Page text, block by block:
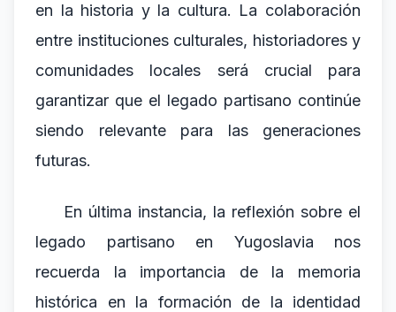
en la historia y la cultura. La colaboración
entre instituciones culturales, historiadores y
comunidades locales será crucial para
garantizar que el legado partisano continúe
siendo relevante para las generaciones
futuras.
En última instancia, la reflexión sobre el
legado partisano en Yugoslavia nos
recuerda la importancia de la memoria
histórica en la formación de la identidad